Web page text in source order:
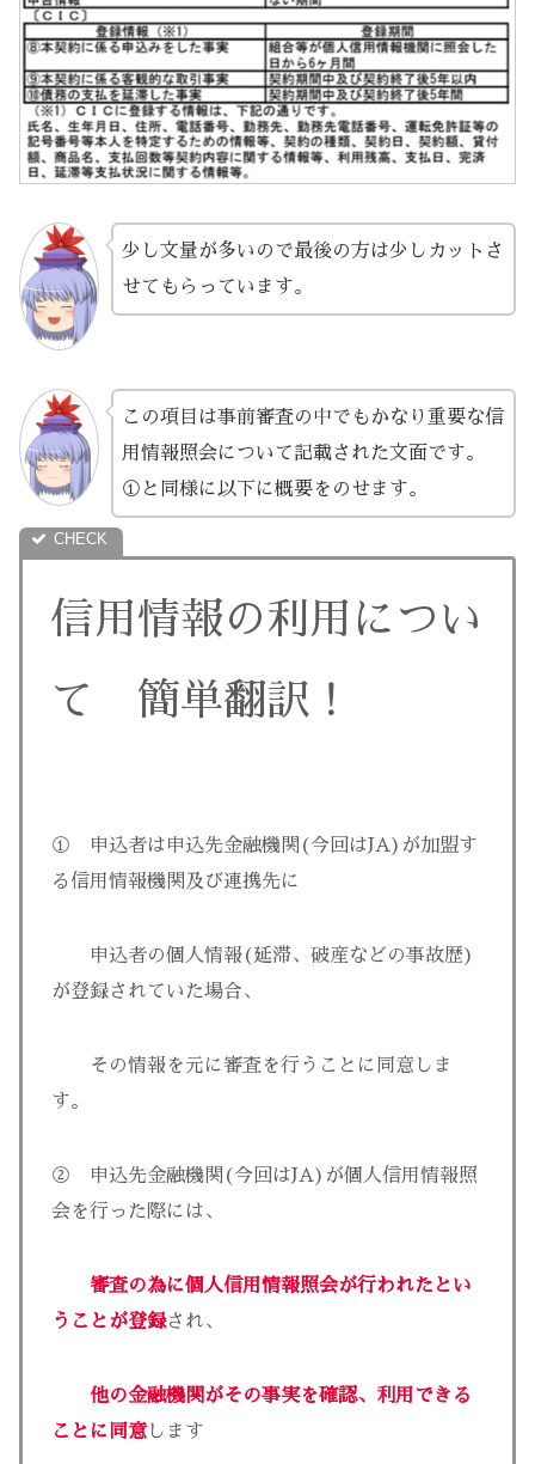
少し文量が多いので最後の方は少しカットさ
せてもらっています。
この項目は事前審査の中でもかなり重要な信
用情報照会について記載された文面です。
①と同様に以下に概要をのせます。
信用情報の利用につい
て 簡単翻訳！
① 申込者は申込先金融機関(今回はJA)が加盟す
る信用情報機関及び連携先に
申込者の個人情報(延滞、破産などの事故歴)
が登録されていた場合、
その情報を元に審査を行うことに同意しま
す。
② 申込先金融機関(今回はJA)が個人信用情報照
会を行った際には、
審査の為に個人信用情報照会が行われたとい
うことが登録され、
他の金融機関がその事実を確認、利用できる
ことに同意 します